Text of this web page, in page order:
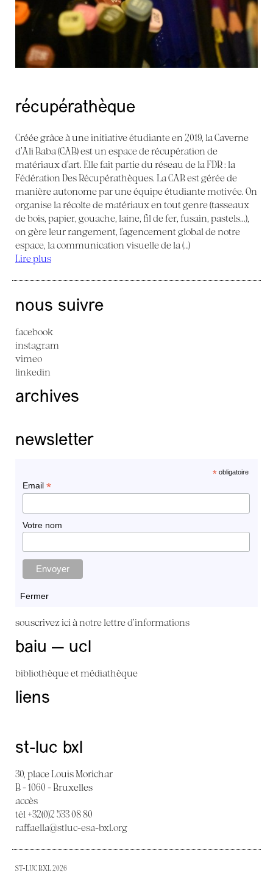
récupérathèque
Créée grâce à une initiative étudiante en 2019, la Caverne
d’Ali Baba (CAB) est un espace de récupération de
matériaux d’art. Elle fait partie du réseau de la FDR : la
Fédération Des Récupérathèques. La CAB est gérée de
manière autonome par une équipe étudiante motivée. On
organise la récolte de matériaux en tout genre (tasseaux
de bois, papier, gouache, laine, fil de fer, fusain, pastels...),
on gère leur rangement, l’agencement global de notre
espace, la communication visuelle de la (…)
Lire plus
nous suivre
facebook
instagram
vimeo
linkedin
archives
newsletter
*obligatoire
Email *
Votre nom
Fermer
souscrivez ici à notre lettre d'informations
baiu — ucl
bibliothèque et médiathèque
liens
st-luc bxl
30, place Louis Morichar
B - 1060 - Bruxelles
accès
tél +32(0)2 533 08 80
raffaella@stluc-esa-bxl.org
ST-LUC BXL 2026